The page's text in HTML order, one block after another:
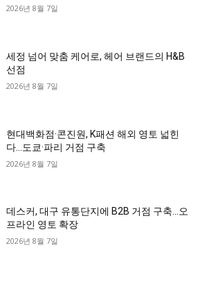
2026년 8월 7일
세정 넘어 맞춤 케어로, 헤어 브랜드의 H&B
선점
2026년 8월 7일
현대백화점·콘진원, K패션 해외 영토 넓힌
다…도쿄·파리 거점 구축
2026년 8월 7일
데스커, 대구 유통단지에 B2B 거점 구축…오
프라인 영토 확장
2026년 8월 7일